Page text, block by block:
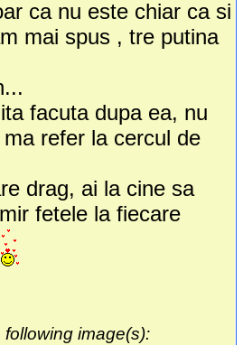
ca nu este chiar ca si
mai spus , tre putina
facuta dupa ea, nu
refer la cercul de
drag, ai la cine sa
fetele la fiecare
image(s):